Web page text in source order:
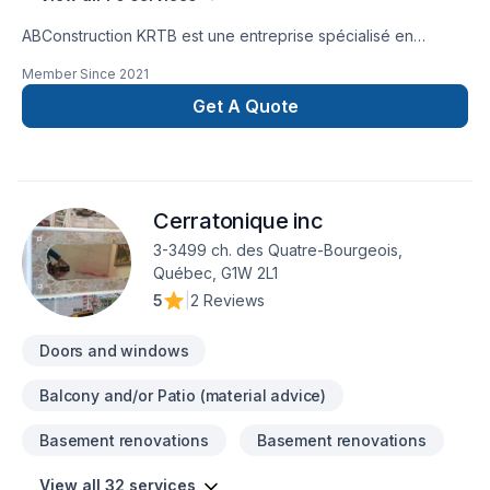
ABConstruction KRTB est une entreprise spécialisé en
et fenêtre etc. Bref tout se qui touche la rénovation!
Member Since 2021
Get A Quote
Cerratonique inc
3-3499 ch. des Quatre-Bourgeois,
Québec, G1W 2L1
5
2 Reviews
Doors and windows
Balcony and/or Patio (material advice)
Basement renovations Basement renovations
View all 32 services